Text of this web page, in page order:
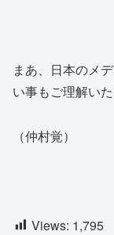
まあ、日本のメ
い事もご理解い
（仲村覚）
Views: 1,795